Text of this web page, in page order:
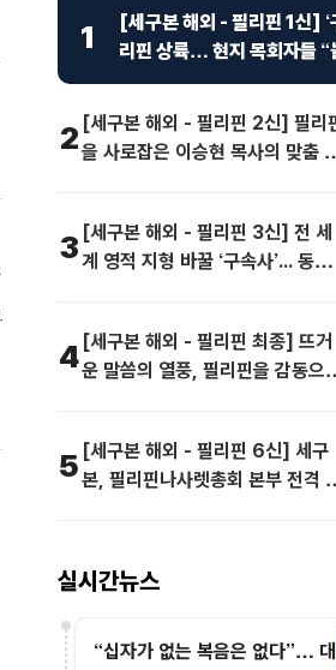
1
[세구본 해외 - 필리핀 1신] ‘
리핀 상륙… 현지 목회자들 “
선 충격”
2 [세구본 해외 - 필리핀 2신] 필리
을 사로잡은 이승현 목사의 맞춤
3 [세구본 해외 - 필리핀 3신] 전 세
계 영적 지형 바꿀 ‘구속사’... 동남
4 [세구본 해외 - 필리핀 최종] 뜨거
운 말씀의 열풍, 필리핀을 감동으
5 [세구본 해외 - 필리핀 6신] 세구
본, 필리핀나사렛총회 본부 전격
실시간뉴스
“십자가 없는 복음은 없다”… 대